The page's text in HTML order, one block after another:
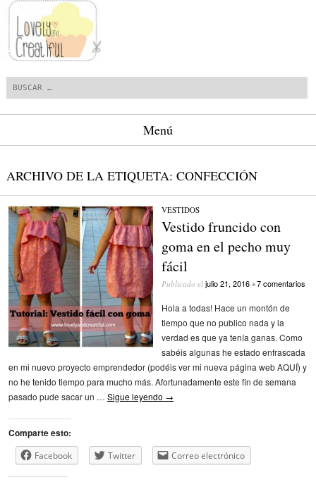
Menú
ARCHIVO DE LA ETIQUETA: CONFECCIÓN
VESTIDOS
Vestido fruncido con
goma en el pecho muy
fácil
Publicado el julio 21, 2016 •7 comentarios
Hola a todas! Hace un montón de
tiempo que no publico nada y la
verdad es que ya tenía ganas. Como
sabéis algunas he estado enfrascada
en mi nuevo proyecto emprendedor (podéis ver mi nueva página web AQUÍ) y
no he tenido tiempo para mucho más. Afortunadamente este fin de semana
pasado pude sacar un … Sigue leyendo →
Comparte esto:
Facebook Twitter Correo electrónico